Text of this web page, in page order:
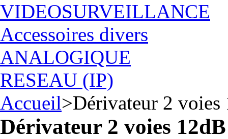
VIDEOSURVEILLANCE
Accessoires divers
ANALOGIQUE
RESEAU (IP)
Accueil>Dérivateur 2
Dérivateur 2 voies